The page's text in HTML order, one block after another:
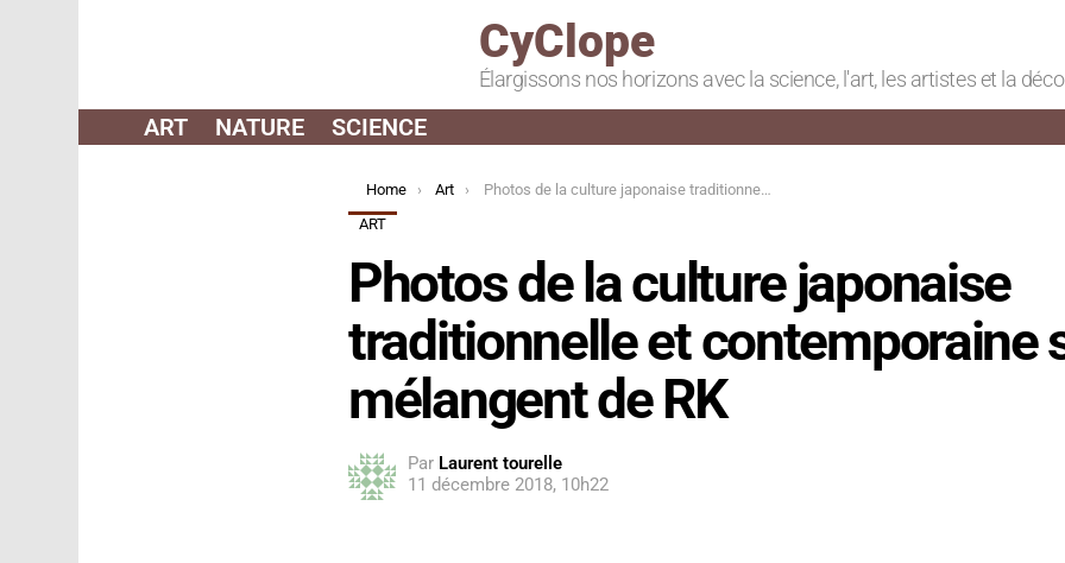
CyClope
Élargissons nos horizons avec la science, l'art, les artistes et la
ART NATURE SCIENCE
You are here:
Home Art
Photos de la culture japonaise traditionnelle et contemporaine se mélangent de RK
ART
Photos de la culture japonaise
traditionnelle et contemporaine
mélangent de RK
Par Laurent tourelle
11 décembre 2018, 10h22